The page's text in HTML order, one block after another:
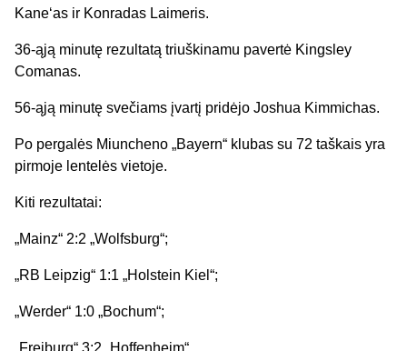
Kane‘as ir Konradas Laimeris.
36-ąją minutę rezultatą triuškinamu pavertė Kingsley
Comanas.
56-ąją minutę svečiams įvartį pridėjo Joshua Kimmichas.
Po pergalės Miuncheno „Bayern“ klubas su 72 taškais yra
pirmoje lentelės vietoje.
Kiti rezultatai:
„Mainz“ 2:2 „Wolfsburg“;
„RB Leipzig“ 1:1 „Holstein Kiel“;
„Werder“ 1:0 „Bochum“;
„Freiburg“ 3:2 „Hoffenheim“.